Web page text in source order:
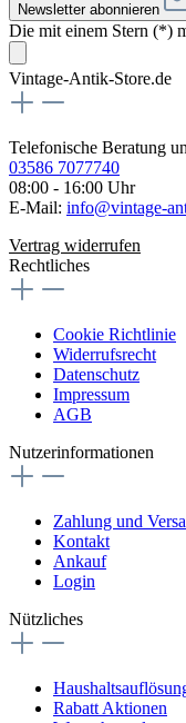
Newsletter abonnieren
Die mit einem Stern (*)
Vintage-Antik-Store.de
Telefonische Beratung
03586 7077740
08:00 - 16:00 Uhr
E-Mail: info@vintage-
Vertrag widerrufen
Rechtliches
Cookie Richtlinie
Widerrufsrecht
Datenschutz
Impressum
AGB
Nutzerinformationen
Zahlung und
Kontakt
Ankauf
Login
Nützliches
Rabatt Aktionen